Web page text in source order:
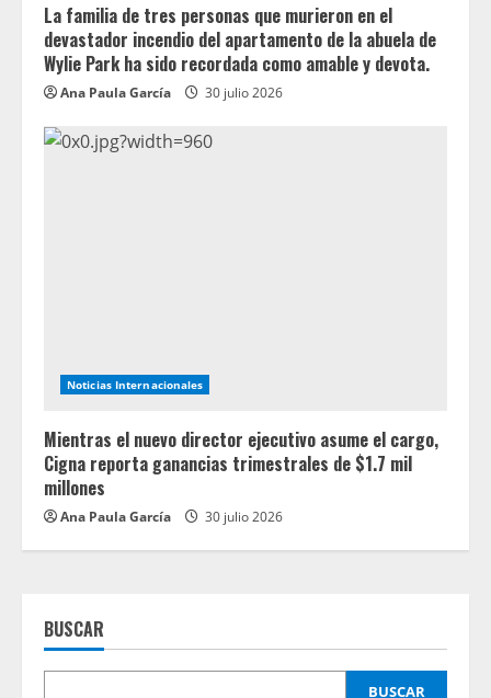
La familia de tres personas que murieron en el
devastador incendio del apartamento de la abuela de
Wylie Park ha sido recordada como amable y devota.
Ana Paula García 30 julio 2026
Noticias Internacionales
Mientras el nuevo director ejecutivo asume el cargo,
Cigna reporta ganancias trimestrales de $1.7 mil
millones
Ana Paula García 30 julio 2026
BUSCAR
BUSCAR